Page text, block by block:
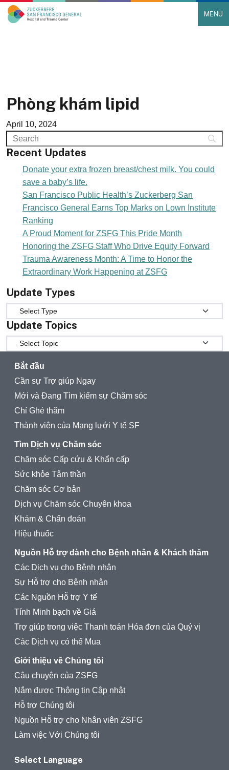
Main Navigation MENU
Phòng khám lipid
April 10, 2024
Recent Updates
Donate your extra frozen breast/chest milk. You could
save a baby’s life.
San Francisco Public Health’s Zuckerberg San
Francisco General Earns Top Marks on Lown Institute
Ranking
A Proud Moment for ZSFG This Pride Month
Honoring the ZSFG Staff Who Drive Equity Forward
Trauma Awareness Month: A Time to Honor the
Extraordinary Work Happening at ZSFG
Update Types
Update Types
Update Topics
Update Topics
Bắt đầu
Cần sự Trợ giúp Ngay
Mới và Đang Tìm kiếm sự Chăm sóc
Chỉ Ghé thăm
Thành viên của Mạng lưới Y tế SF
Tìm Dịch vụ Chăm sóc
Chăm sóc Cấp cứu & Khẩn cấp
Sức khỏe Tâm thần
Chăm sóc Cơ bản
Dịch vụ Chăm sóc Chuyên khoa
Khám & Chẩn đoán
Hiệu thuốc
Nguồn Hỗ trợ dành cho Bệnh nhân & Khách thăm
Các Dịch vụ cho Bệnh nhân
Sự Hỗ trợ cho Bệnh nhân
Các Nguồn Hỗ trợ Y tế
Tính Minh bạch về Giá
Trợ giúp trong việc Thanh toán Hóa đơn của Quý vị
Các Dịch vụ có thể Mua
Giới thiệu về Chúng tôi
Câu chuyện của ZSFG
Nắm được Thông tin Cập nhật
Hỗ trợ Chúng tôi
Nguồn Hỗ trợ cho Nhân viên ZSFG
Làm việc Với Chúng tôi
Select Language